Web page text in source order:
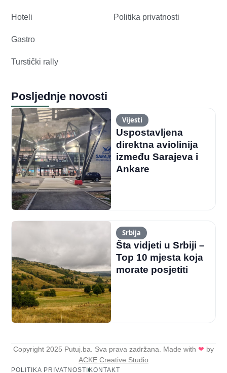
Hoteli
Gastro
Turstički rally
Politika privatnosti
Posljednje novosti
Vijesti
Uspostavljena
direktna aviolinija
između Sarajeva i
Ankare
Srbija
Šta vidjeti u Srbiji –
Top 10 mjesta koja
morate posjetiti
Copyright 2025 Putuj.ba. Sva prava zadržana. Made with ❤ by
ACKE Creative Studio
POLITIKA PRIVATNOSTIKONTAKT